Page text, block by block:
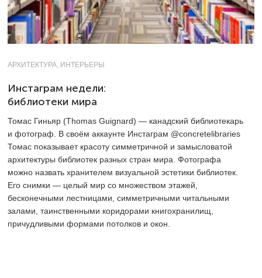
АРХИТЕКТУРА, ИНТЕРЬЕРЫ
Инстаграм недели:
библиотеки мира
Томас Гиньяр (Thomas Guignard) — канадский библиотекарь
и фотограф. В своём аккаунте Инстаграм @concretelibraries
Томас показывает красоту симметричной и замысловатой
архитектуры библиотек разных стран мира. Фотографа
можно назвать хранителем визуальной эстетики библиотек.
Его снимки — целый мир со множеством этажей,
бесконечными лестницами, симметричными читальными
залами, таинственными коридорами книгохранилищ,
причудливыми формами потолков и окон.